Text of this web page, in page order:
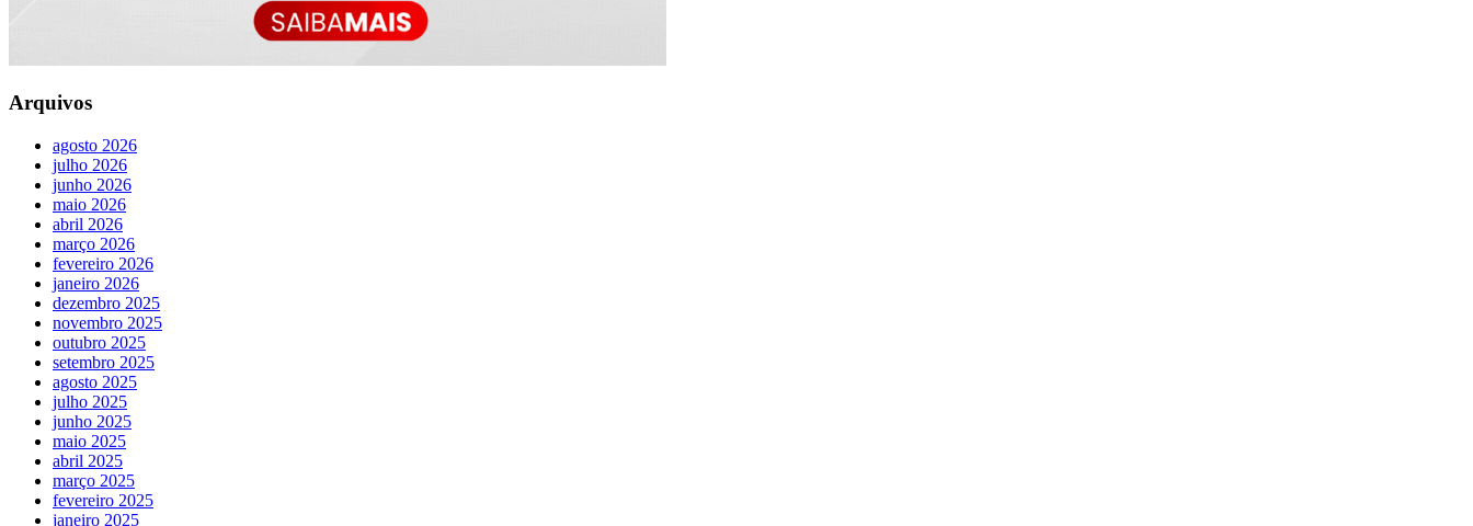
Arquivos
agosto 2026
julho 2026
junho 2026
maio 2026
abril 2026
março 2026
fevereiro 2026
janeiro 2026
dezembro 2025
novembro 2025
outubro 2025
setembro 2025
agosto 2025
julho 2025
junho 2025
maio 2025
abril 2025
março 2025
fevereiro 2025
janeiro 2025